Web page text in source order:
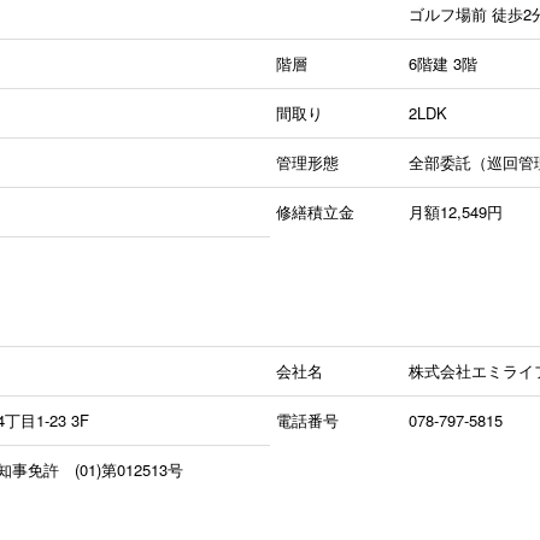
ゴルフ場前 徒歩2
階層 6階建 3階
間取り 2LDK
管理形態 全部委託（巡回管
修繕積立金 月額12,549円
会社名 株式会社エミライ
目1-23 3F 電話番号 078-797-5815
事免許 (01)第012513号